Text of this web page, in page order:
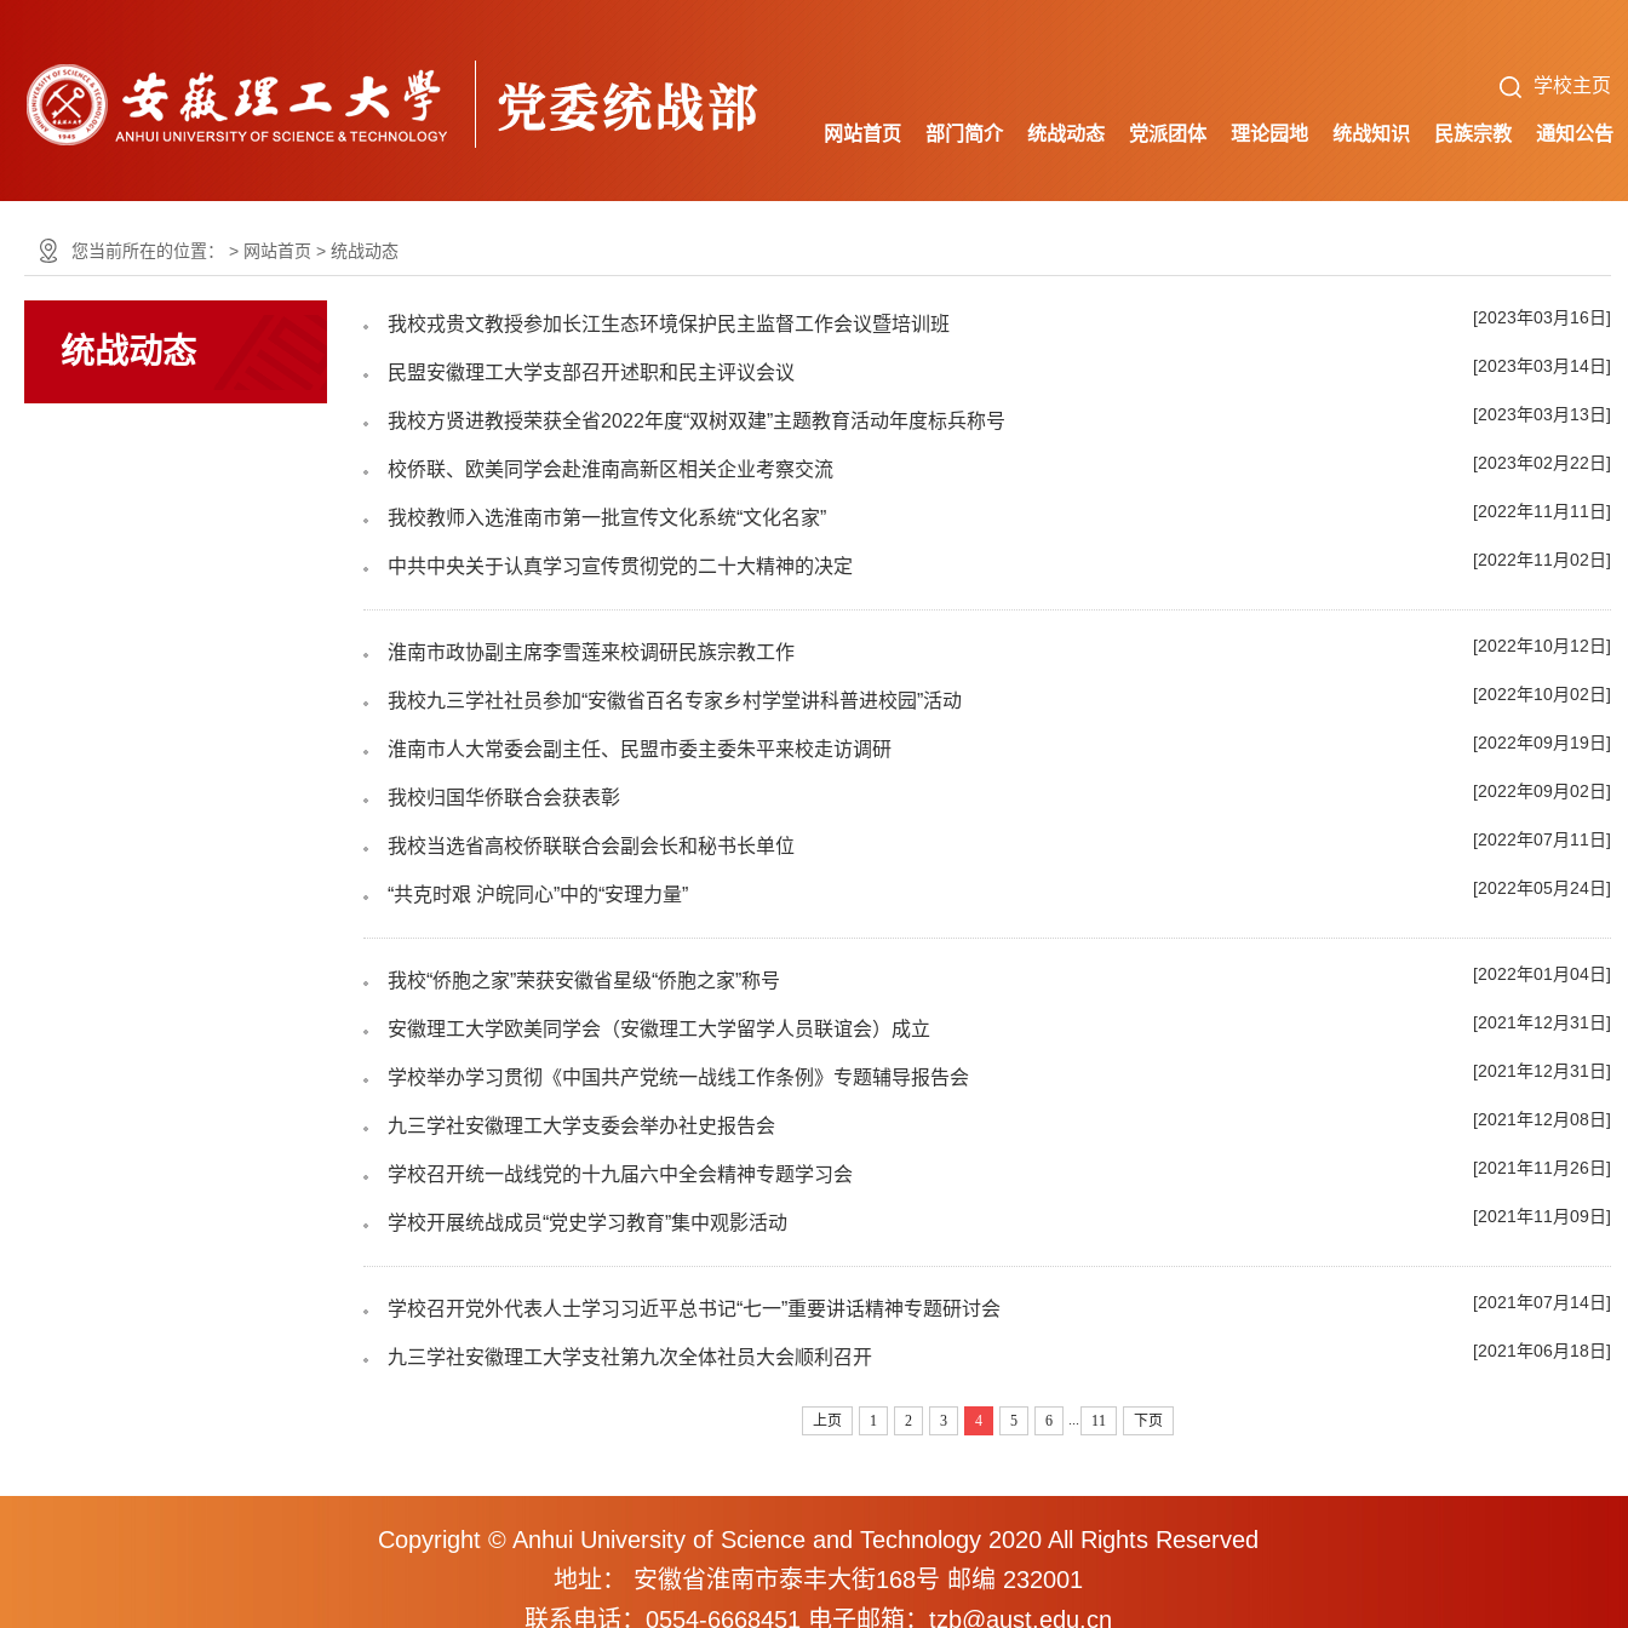
学校主页
网站首页 部门简介 统战动态 党派团体 理论园地 统战知识 民族宗教 通知公告
您当前所在的位置： > 网站首页 > 统战动态
统战动态
我校戎贵文教授参加长江生态环境保护民主监督工作会议暨培训班 [2023年03月16日]
民盟安徽理工大学支部召开述职和民主评议会议 [2023年03月14日]
我校方贤进教授荣获全省2022年度“双树双建”主题教育活动年度标兵称号 [2023年03月13日]
校侨联、欧美同学会赴淮南高新区相关企业考察交流 [2023年02月22日]
我校教师入选淮南市第一批宣传文化系统“文化名家” [2022年11月11日]
中共中央关于认真学习宣传贯彻党的二十大精神的决定 [2022年11月02日]
淮南市政协副主席李雪莲来校调研民族宗教工作 [2022年10月12日]
我校九三学社社员参加“安徽省百名专家乡村学堂讲科普进校园”活动 [2022年10月02日]
淮南市人大常委会副主任、民盟市委主委朱平来校走访调研 [2022年09月19日]
我校归国华侨联合会获表彰 [2022年09月02日]
我校当选省高校侨联联合会副会长和秘书长单位 [2022年07月11日]
“共克时艰 沪皖同心”中的“安理力量” [2022年05月24日]
我校“侨胞之家”荣获安徽省星级“侨胞之家”称号 [2022年01月04日]
安徽理工大学欧美同学会（安徽理工大学留学人员联谊会）成立 [2021年12月31日]
学校举办学习贯彻《中国共产党统一战线工作条例》专题辅导报告会 [2021年12月31日]
九三学社安徽理工大学支委会举办社史报告会 [2021年12月08日]
学校召开统一战线党的十九届六中全会精神专题学习会 [2021年11月26日]
学校开展统战成员“党史学习教育”集中观影活动 [2021年11月09日]
学校召开党外代表人士学习习近平总书记“七一”重要讲话精神专题研讨会 [2021年07月14日]
九三学社安徽理工大学支社第九次全体社员大会顺利召开 [2021年06月18日]
上页 1 2 3 4 5 6 11 下页
Copyright © Anhui University of Science and Technology 2020 All Rights Reserved
地址： 安徽省淮南市泰丰大街168号 邮编 232001
联系电话：0554-6668451 电子邮箱：tzb@aust.edu.cn